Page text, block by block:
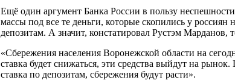
Ещё один аргумент Банка России в пользу
массы под все те деньги, которые скопились у
депозитам. А значит, констатировал Рустэм Марданов,
«Сбережения населения Воронежской области на
ставка будет снижаться, эти средства выйдут на
ставка по депозитам, сбережения будут расти».